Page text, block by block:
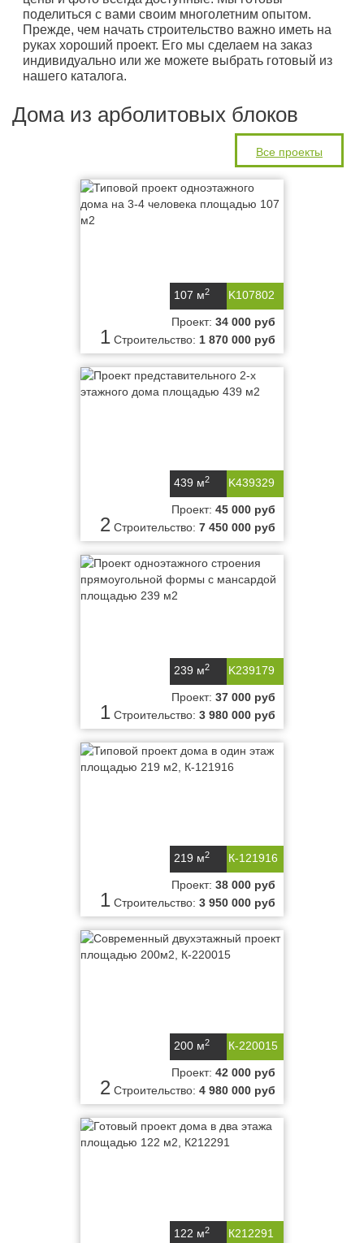
поделиться с вами своим многолетним опытом.
Прежде, чем начать строительство важно иметь на
руках хороший проект. Его мы сделаем на заказ
индивидуально или же можете выбрать готовый из
нашего каталога.
Дома из арболитовых блоков
Все проекты
K107802
107 м2
1
Проект: 34 000 руб
Строительство: 1 870 000 руб
K439329
439 м2
2
Проект: 45 000 руб
Строительство: 7 450 000 руб
K239179
239 м2
1
Проект: 37 000 руб
Строительство: 3 980 000 руб
К-121916
219 м2
1
Проект: 38 000 руб
Строительство: 3 950 000 руб
К-220015
200 м2
2
Проект: 42 000 руб
Строительство: 4 980 000 руб
К212291
122 м2